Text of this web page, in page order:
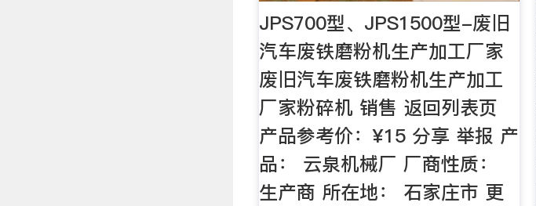
JPS700型、JPS1500型-废旧
汽车废铁磨粉机生产加工厂家
废旧汽车废铁磨粉机生产加工
厂家粉碎机 销售 返回列表页
产品参考价：¥15 分享 举报 产
品： 云泉机械厂 厂商性质：
生产商 所在地： 石家庄市 更